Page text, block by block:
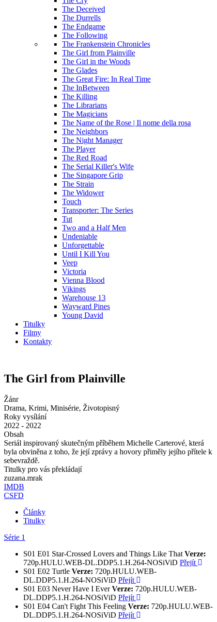
The Deceived
The Durrells
The Endgame
The Following
The Frankenstein Chronicles
The Girl from Plainville
The Girl in the Woods
The Glades
The Great Fire: In Real Time
The InBetween
The Killing
The Librarians
The Magicians
The Name of the Rose | Il nome della rosa
The Neighbors
The Night Manager
The Player
The Red Road
The Serial Killer's Wife
The Singapore Grip
The Strain
The Widower
Touch
Transporter: The Series
Tut
Two and a Half Men
Undeniable
Unforgettable
Until I Kill You
Veep
Victoria
Vienna Blood
Vikings
Warehouse 13
Wayward Pines
Young David
Titulky
Filmy
Kontakty
The Girl from Plainville
Žánr
Drama, Krimi, Minisérie, Životopisný
Roky vysílání
2022 - 2022
Obsah
Seriál inspirovaný skutečným příběhem Michelle Carterové, která
byla obviněna z toho, že její zprávy a hovory přiměly jejího přítele k
sebevraždě.
Titulky pro vás překládají
zuzana.mrak
IMDB
CSFD
Články
Titulky
Série 1
S01 E01 Star-Crossed Lovers and Things Like That Verze:
720p.HULU.WEB-DL.DDP5.1.H.264-NOSiViD Přejít
S01 E02 Turtle Verze: 720p.HULU.WEB-
DL.DDP5.1.H.264-NOSiViD Přejít
S01 E03 Never Have I Ever Verze: 720p.HULU.WEB-
DL.DDP5.1.H.264-NOSiViD Přejít
S01 E04 Can't Fight This Feeling Verze: 720p.HULU.WEB-
DL.DDP5.1.H.264-NOSiViD Přejít